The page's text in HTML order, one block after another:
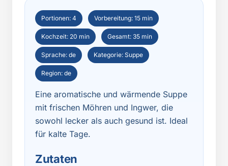
Portionen: 4 Vorbereitung: 15 min
Kochzeit: 20 min Gesamt: 35 min
Sprache: de Kategorie: Suppe
Region: de
Eine aromatische und wärmende Suppe
mit frischen Möhren und Ingwer, die
sowohl lecker als auch gesund ist. Ideal
für kalte Tage.
Zutaten